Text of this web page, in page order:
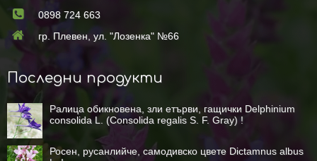
0898 724 663
гр. Плевен, ул. "Лозенка" №66
Последни продукти
Ралица обикновена, зли етърви, гащички Delphinium
consolida L. (Consolida regalis S. F. Gray) !
Росен, русанлийче, самодивско цвете Dictamnus albus